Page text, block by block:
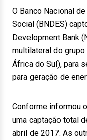
O Banco Nacional
Social (BNDES)
Development Bank
multilateral do grupo
África do Sul), para
para geração de
Conforme informou
uma captação total
abril de 2017. As